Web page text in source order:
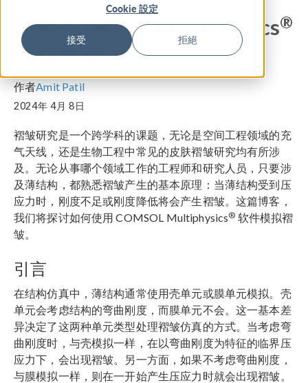
Cookie 設定
接受 拒絕
使用 COMSOL Multiphysics®
模拟褶皱
作者Amit Patil
2024年 4月 8日
褶皱研究是一个跨学科的课题，无论是空间工程领域的充
气天线，还是生物工程中常见的皮肤褶皱研究均有所涉
及。无论从事哪个领域工作的工程师和研究人员，只要涉
及薄结构，都熟悉褶皱产生的基本原理：当薄结构受到压
应力时，刚度不足或刚度降低将会产生褶皱。这篇博客，
我们将探讨如何使用 COMSOL Multiphysics® 软件模拟褶
皱。
引言
在结构仿真中，薄结构通常使用壳单元或膜单元模拟。壳
单元会考虑结构的弯曲刚度，而膜单元不会。这一基本差
异决定了这两种单元类型处理褶皱仿真的方式。当考虑弯
曲刚度时，与壳模拟一样，在以弯曲刚度为特征的临界压
应力下，会出现褶皱。另一方面，如果不考虑弯曲刚度，
与膜模拟一样，则在一开始产生压应力时就会出现褶皱。